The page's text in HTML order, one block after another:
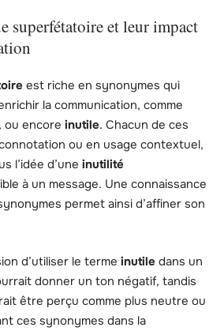
superfétatoire et leur impact
est riche en synonymes qui
la communication, comme
ou encore inutile. Chacun de ces
ou en usage contextuel,
l’idée d’une inutilité
à un message. Une connaissance
permet ainsi d’affiner son
d’utiliser le terme inutile dans un
donner un ton négatif, tandis
être perçu comme plus neutre ou
ces synonymes dans la